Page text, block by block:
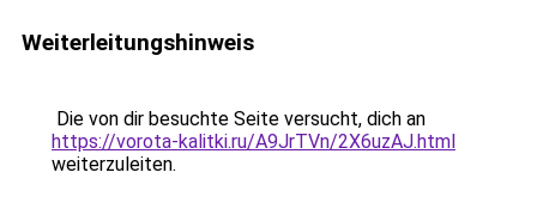
Weiterleitungshinweis
Die von dir besuchte Seite versucht, dich an
https://vorota-kalitki.ru/A9JrTVn/2X6uzAJ.html
weiterzuleiten.